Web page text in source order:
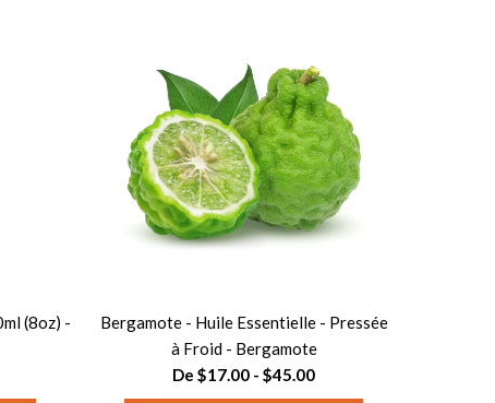
(8oz) -
Bergamote - Huile Essentielle - Pressée
à Froid - Bergamote
De $17.00 - $45.00